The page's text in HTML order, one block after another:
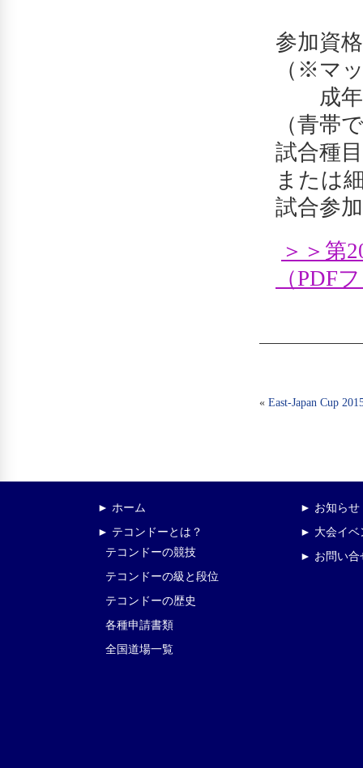
参加資
（※マ
成年部
（青帯
試合種
または
試合参
＞＞第
（PDF
« East-Japan Cup
► ホーム
► テコンドーとは？
テコンドーの競技
テコンドーの級と段位
テコンドーの歴史
各種申請書類
全国道場一覧
► お知らせ
► 大会イベ
► お問い合